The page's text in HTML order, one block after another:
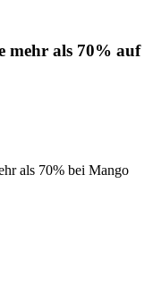
mehr als 70% auf
als 70% bei Mango